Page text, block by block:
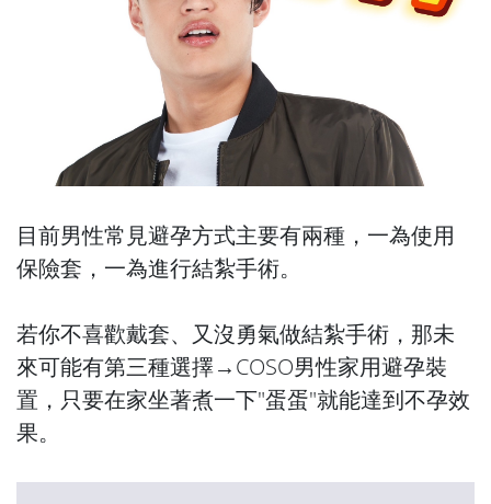
目前男性常見避孕方式主要有兩種，一為使用
保險套，一為進行結紮手術。
若你不喜歡戴套、又沒勇氣做結紮手術，那未
來可能有第三種選擇→COSO男性家用避孕裝
置，只要在家坐著煮一下"蛋蛋"就能達到不孕效
果。